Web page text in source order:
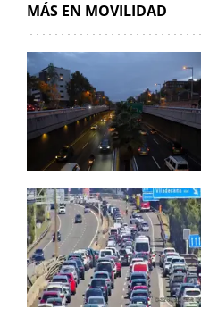
MÁS EN MOVILIDAD